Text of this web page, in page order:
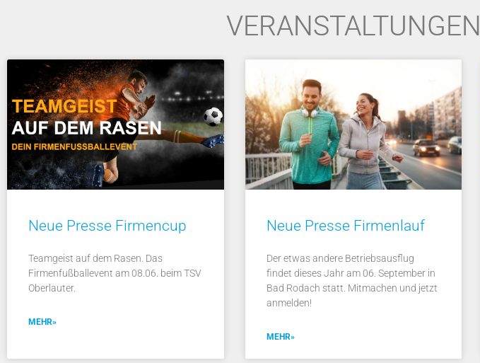
VERANSTALTUNGEN
Neue Presse Firmencup
Teamgeist auf dem Rasen. Das
Firmenfußballevent am 08.06. beim TSV
Oberlauter.
MEHR»
Neue Presse Firmenlauf
Der etwas andere Betriebsausflug
findet dieses Jahr am 06. September in
Bad Rodach statt. Mitmachen und jetzt
anmelden!
MEHR»